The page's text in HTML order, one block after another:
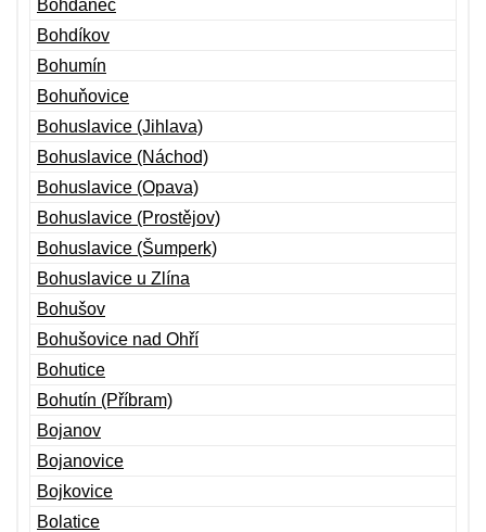
Bohdaneč
Bohdíkov
Bohumín
Bohuňovice
Bohuslavice (Jihlava)
Bohuslavice (Náchod)
Bohuslavice (Opava)
Bohuslavice (Prostějov)
Bohuslavice (Šumperk)
Bohuslavice u Zlína
Bohušov
Bohušovice nad Ohří
Bohutice
Bohutín (Příbram)
Bojanov
Bojanovice
Bojkovice
Bolatice